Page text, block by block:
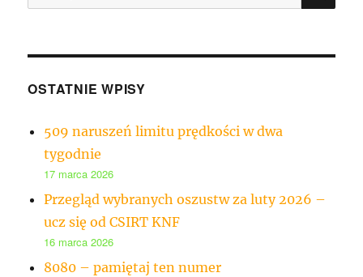
OSTATNIE WPISY
509 naruszeń limitu prędkości w dwa
tygodnie
17 marca 2026
Przegląd wybranych oszustw za luty 2026 –
ucz się od CSIRT KNF
16 marca 2026
8080 – pamiętaj ten numer